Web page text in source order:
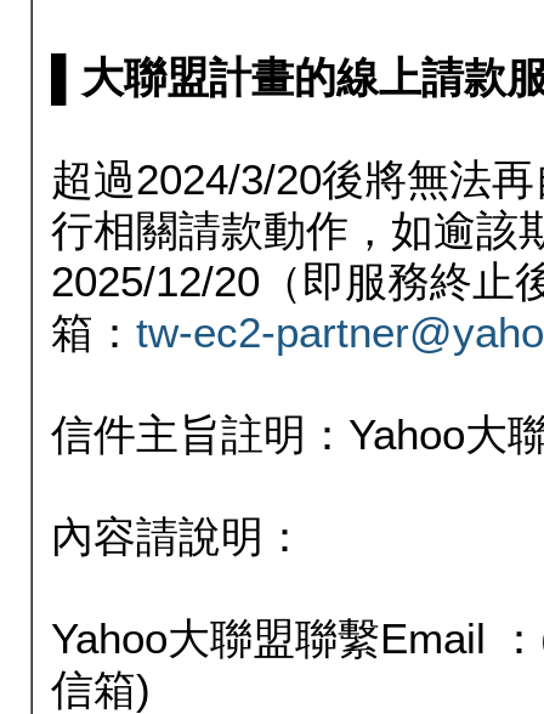
▌大聯盟計畫的線上請款
超過2024/3/20後將無法
行相關請款動作，如逾該
2025/12/20（即服務終止
箱： tw-ec2-
信件主旨註明：Yahoo大
內容請說明：
Yahoo大聯盟聯繫Email
信箱)